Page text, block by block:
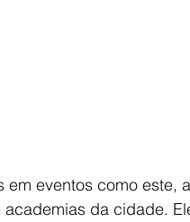
em eventos como este,
da cidade.